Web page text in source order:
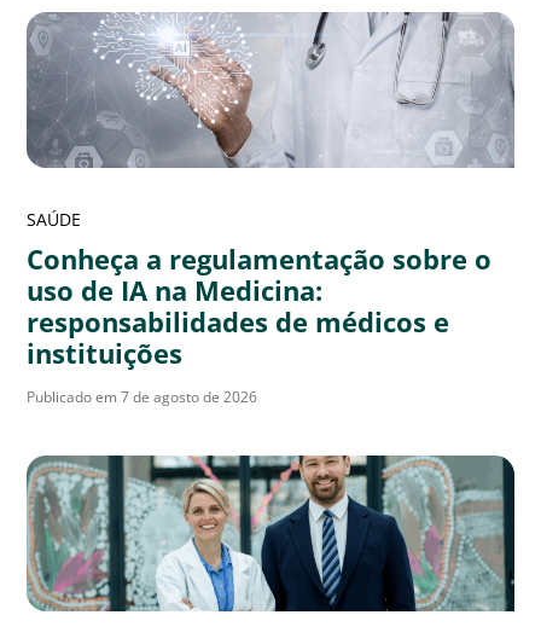
SAÚDE
Conheça a regulamentação sobre o
uso de IA na Medicina:
responsabilidades de médicos e
instituições
Publicado em 7 de agosto de 2026